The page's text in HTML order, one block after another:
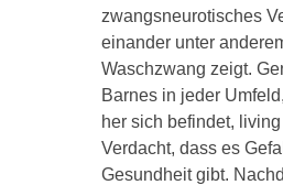
zwangsneurotisches
einander unter
Waschzwang zeigt.
Barnes in jeder
her sich befindet,
Verdacht, dass es
Gesundheit gibt.